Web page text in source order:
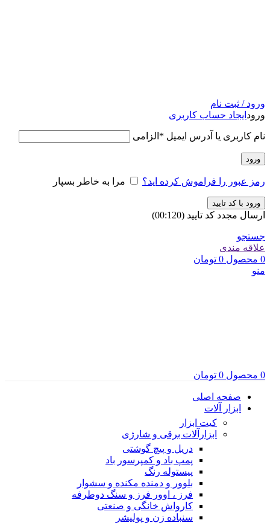
ورود / ثبت نام
ورود ایجاد حساب کاربری
نام کاربری یا آدرس ایمیل * الزامی
ورود
رمز عبور را فراموش کرده اید؟ مرا به خاطر بسپار
ورود با کد تایید
ارسال مجدد کد تایید (00:
120
)
جستجو
علاقه مندی
0 محصول 0 تومان
منو
0 محصول 0 تومان
صفحه اصلی
ابزار آلات
کیت ابزار
ابزارآلات برقی و شارژی
دریل و پیچ گوشتی
پمپ باد و کمپرسور باد
پیستوله رنگ
بلوور و دمنده مکنده و سشوار
فرز ، اوور فرز و سنگ دوطرفه
کارواش خانگی و صنعتی
سنباده زن و پولیشر